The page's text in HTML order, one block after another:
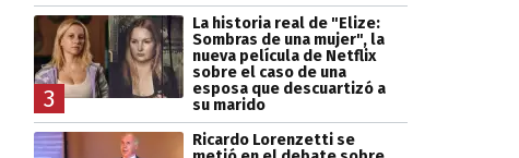
3
La historia real de "Elize:
Sombras de una mujer", la
nueva película de Netflix
sobre el caso de una
esposa que descuartizó a
su marido
Ricardo Lorenzetti se